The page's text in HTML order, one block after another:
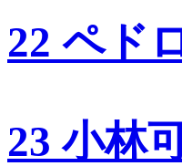
22 ペド
23 小林